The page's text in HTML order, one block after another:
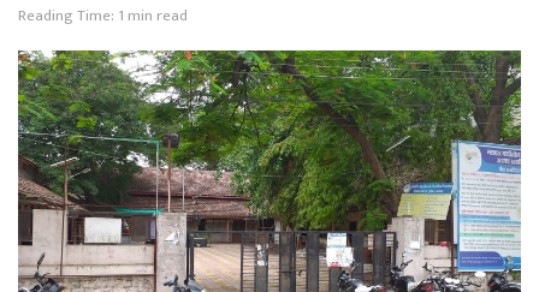
Reading Time: 1 min read